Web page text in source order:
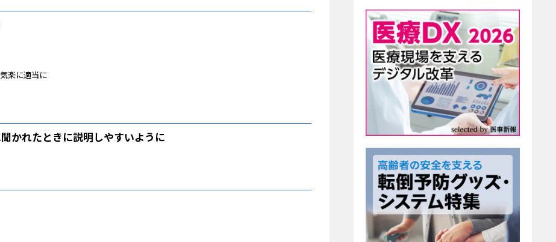
楽に適当に
れたときに説明しやすいように